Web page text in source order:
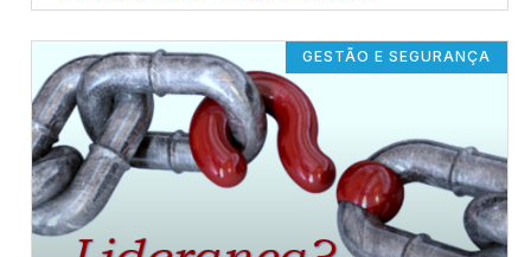
GESTÃO E SEGURANÇA